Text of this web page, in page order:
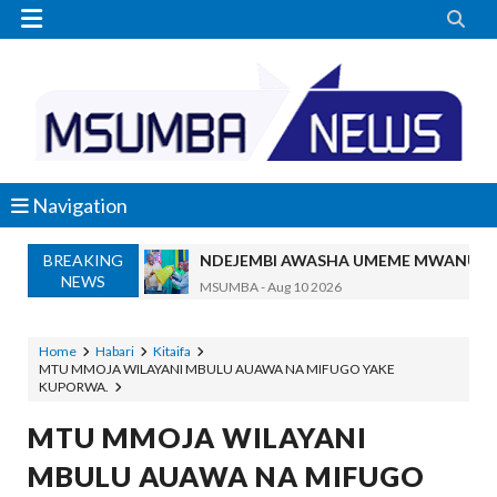
 
Navigation
BREAKING
NEWS
NDEJEMBI AWASHA UMEME
MSUMBA-Aug 10 2026
SERIKALI YAMTAKA MKANDARASI
Global Yawataka Wanaokwenda
OSCAR ASSENGA - Aug 10 2026
NM-AIST KINARA WA MAONESHO YA
Home Habari
Kitaifa
MTU MMOJA WILAYANI MBULU AUAWA NA MIFUGO YAKE
KUPORWA.
MTU MMOJA WILAYANI
MBULU AUAWA NA MIFUGO